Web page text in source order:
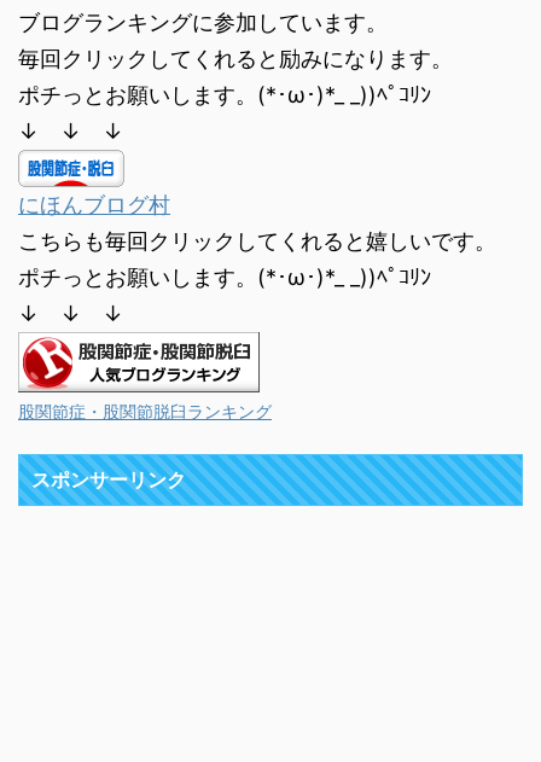
ブログランキングに参加しています。
毎回クリックしてくれると励みになります。
ポチっとお願いします。(*･ω･)*_ _))ﾍﾟｺﾘﾝ
↓ ↓ ↓
にほんブログ村
こちらも毎回クリックしてくれると嬉しいです。
ポチっとお願いします。(*･ω･)*_ _))ﾍﾟｺﾘﾝ
↓ ↓ ↓
股関節症・股関節脱臼ランキング
スポンサーリンク